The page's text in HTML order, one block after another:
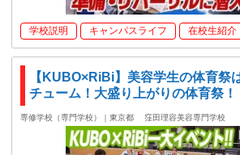
学校説明 キャンパスライフ 在校生紹介
【KUBO×RiBi】美容学生の体育祭
チューム！大盛り上がりの体育祭！
専修学校（専門学校）｜東京都 窪田理容美容専門学校